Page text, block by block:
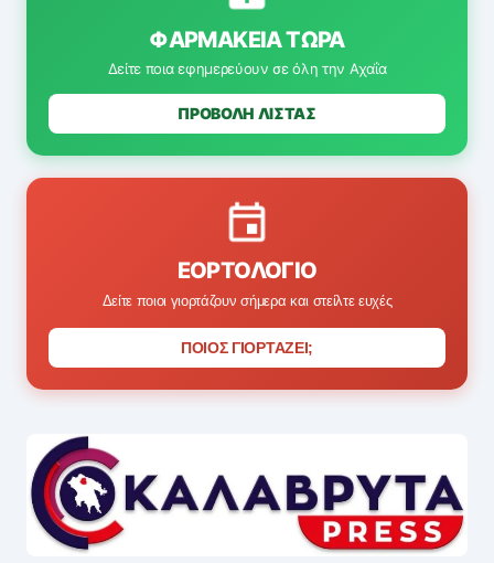
ΦΑΡΜΑΚΕΊΑ ΤΏΡΑ
Δείτε ποια εφημερεύουν σε όλη την Αχαΐα
ΠΡΟΒΟΛΗ ΛΙΣΤΑΣ
ΕΟΡΤΟΛΌΓΙΟ
Δείτε ποιοι γιορτάζουν σήμερα και στείλτε ευχές
ΠΟΙΟΣ ΓΙΟΡΤΑΖΕΙ;